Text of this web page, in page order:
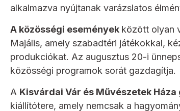
alkalmazva nyújtanak varázslatos
A közösségi események között olyan
Majális, amely szabadtéri játékokkal,
produkciókat. Az augusztus 20-i
közösségi programok sorát gazdagítja.
A Kisvárdai Vár és Művészetek Háza
kiállítótere, amely nemcsak a